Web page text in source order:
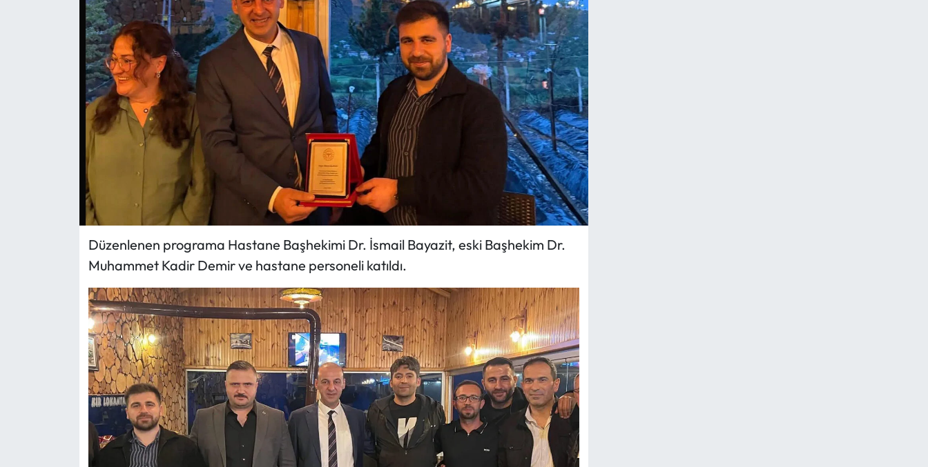
Düzenlenen programa Hastane Başhekimi Dr. İsmail Bayazit, eski Başhekim Dr.
Muhammet Kadir Demir ve hastane personeli katıldı.
Ekonomi
İskilip Haberleri
Kargı Haberleri
Laçin Haberleri
Mecitözü Haberleri
Oğuzlar Haberleri
Ortaköy Haberleri
Osmancık Haberleri